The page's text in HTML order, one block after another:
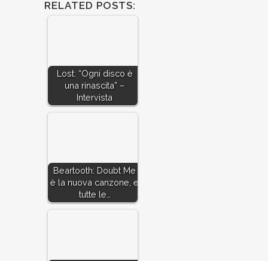
RELATED POSTS:
Lost: “Ogni disco è
una rinascita” –
Intervista
Beartooth: Doubt Me
è la nuova canzone, e
tutte le…